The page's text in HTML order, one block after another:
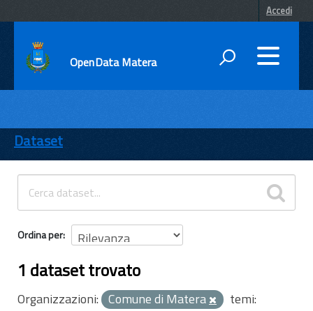
Accedi
OpenData Matera
ENTI
TEMI
INFORMAZIONI
Dataset
Ordina per
1 dataset trovato
Organizzazioni: Comune di Matera
temi: